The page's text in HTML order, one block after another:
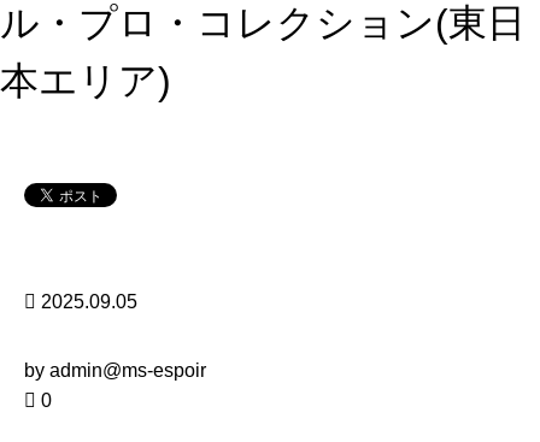
ル・プロ・コレクション(東日
本エリア)
2025.09.05
by admin@ms-espoir
0